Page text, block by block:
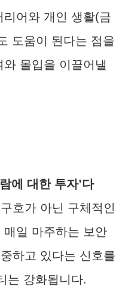
어와 개인 생활(금
도움이 된다는 점을
몰입을 이끌어낼
에 대한 투자’다
호가 아닌 구체적인
일 마주하는 보안
하고 있다는 신호를
는 강화됩니다.